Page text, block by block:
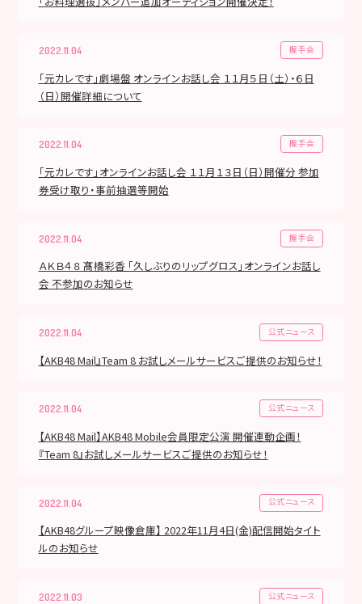
2022.11.04 握手会
「元カレです」劇場盤 オンラインお話し会 １１月５日（土）・６日
（日）開催詳細について
2022.11.04 握手会
「元カレです」オンラインお話し会 １１月１３日（日）開催分 参加
券受け取り・事前抽選等開始
2022.11.04 握手会
ＡＫＢ４８ 髙橋彩香 「久しぶりのリップグロス」オンラインお話し
会 不参加のお知らせ
2022.11.04 公式ニュース
【AKB48 Mail』Team 8 お試しメールサービスご提供のお知らせ！
2022.11.04 公式ニュース
【AKB48 Mail】AKB48 Mobile会員限定公演 開催連動企画！
『Team 8』お試しメールサービスご提供のお知らせ！
2022.11.04 公式ニュース
【AKB48グループ映像倉庫】 2022年11月4日(金)配信開始タイト
ルのお知らせ
2022.11.03 公式ニュース